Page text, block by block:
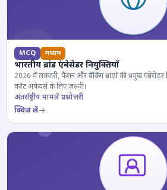
MCQ मध्यम
भारतीय ब्रांड एंबेसेडर नियुक्तियाँ
2026 में लक्जरी, फैशन और बैंकिंग ब्रांडों की प्रमुख एंबेसेडर
करेंट अफेयर्स के लिए जरूरी।
अंतर्राष्ट्रीय मामले प्रश्नोत्तरी
क्विज़ लें